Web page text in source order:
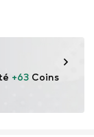
+63 Coins